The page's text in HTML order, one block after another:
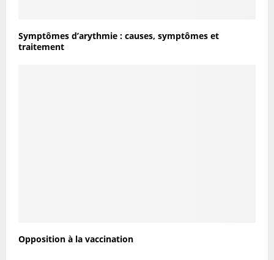
Symptômes d’arythmie : causes, symptômes et
traitement
Opposition à la vaccination